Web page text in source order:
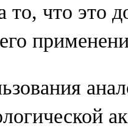
что это